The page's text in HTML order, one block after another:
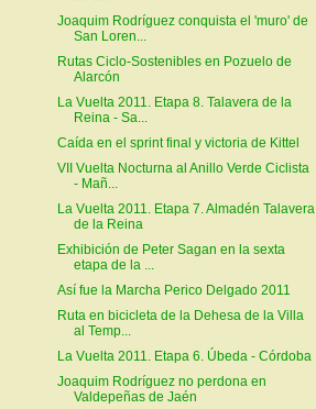
Joaquim Rodríguez conquista el 'muro' de
San Loren...
Rutas Ciclo-Sostenibles en Pozuelo de
Alarcón
La Vuelta 2011. Etapa 8. Talavera de la
Reina - Sa...
Caída en el sprint final y victoria de Kittel
VII Vuelta Nocturna al Anillo Verde Ciclista
- Mañ...
La Vuelta 2011. Etapa 7. Almadén Talavera
de la Reina
Exhibición de Peter Sagan en la sexta
etapa de la ...
Así fue la Marcha Perico Delgado 2011
Ruta en bicicleta de la Dehesa de la Villa
al Temp...
La Vuelta 2011. Etapa 6. Úbeda - Córdoba
Joaquim Rodríguez no perdona en
Valdepeñas de Jaén